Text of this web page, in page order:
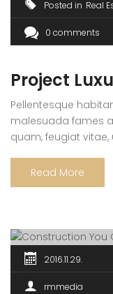
Posted in Real
0 comments
Project
Pellentesque
malesuada fames
quam, feugiat
ultricies mi vitae
sit amet est et
Read More
2016.11.29.
rmmedia